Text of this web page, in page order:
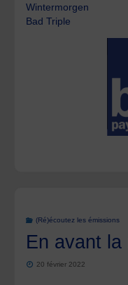
Wintermorgen
Bad Triple
(Ré)écoutez les émissions
En avant la
20 février 2022